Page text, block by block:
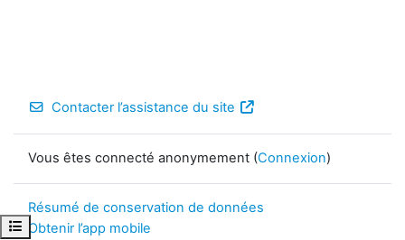
Ouvrir l’index du cours
Contacter l’assistance du site
Vous êtes connecté anonymement (Connexion)
Résumé de conservation de données
Obtenir l’app mobile